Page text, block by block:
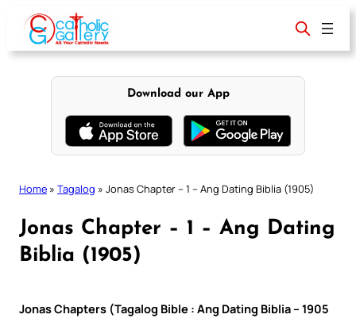
content
Download our App
Home » Tagalog » Jonas Chapter – 1 – Ang Dating Biblia (1905)
Jonas Chapter – 1 – Ang Dating
Biblia (1905)
Jonas Chapters (Tagalog Bible : Ang Dating Biblia – 1905